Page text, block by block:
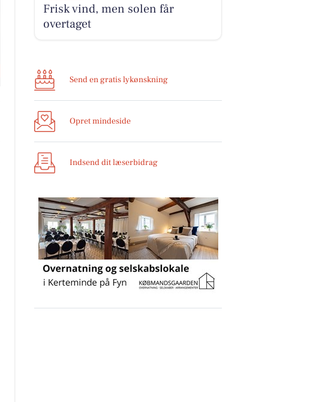
Frisk vind, men solen får
overtaget
Send en gratis lykønskning
Opret mindeside
Indsend dit læserbidrag